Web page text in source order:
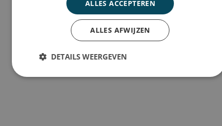
ALLES ACCEPTEREN
ALLES AFWIJZEN
DETAILS WEERGEVEN